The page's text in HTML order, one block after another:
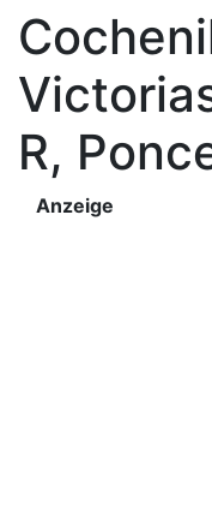
R,
Anzeige